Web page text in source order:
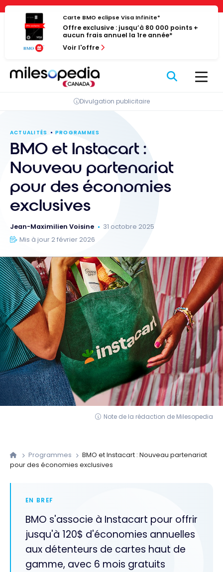
Panneau de gestion des cookies
Passer
contenu
Carte BMO eclipse Visa Infinite*
Offre exclusive : jusqu’à 80 000 points +
aucun frais annuel la 1re année*
Voir l'offre
Divulgation publicitaire
ACTUALITÉS PROGRAMMES
BMO et Instacart :
Nouveau partenariat
pour des économies
exclusives
Jean-Maximilien Voisine
31 octobre 2025
Mis à jour 2 février 2026
Note de la rédaction de Milesopedia
Programmes
BMO et Instacart : Nouveau partenariat
pour des économies exclusives
EN BREF
BMO s'associe à Instacart pour offrir
jusqu'à 120$ d'économies annuelles
aux détenteurs de cartes haut de
gamme, avec 6 mois gratuits